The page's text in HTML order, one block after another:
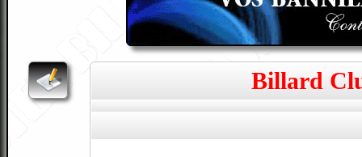
Billard